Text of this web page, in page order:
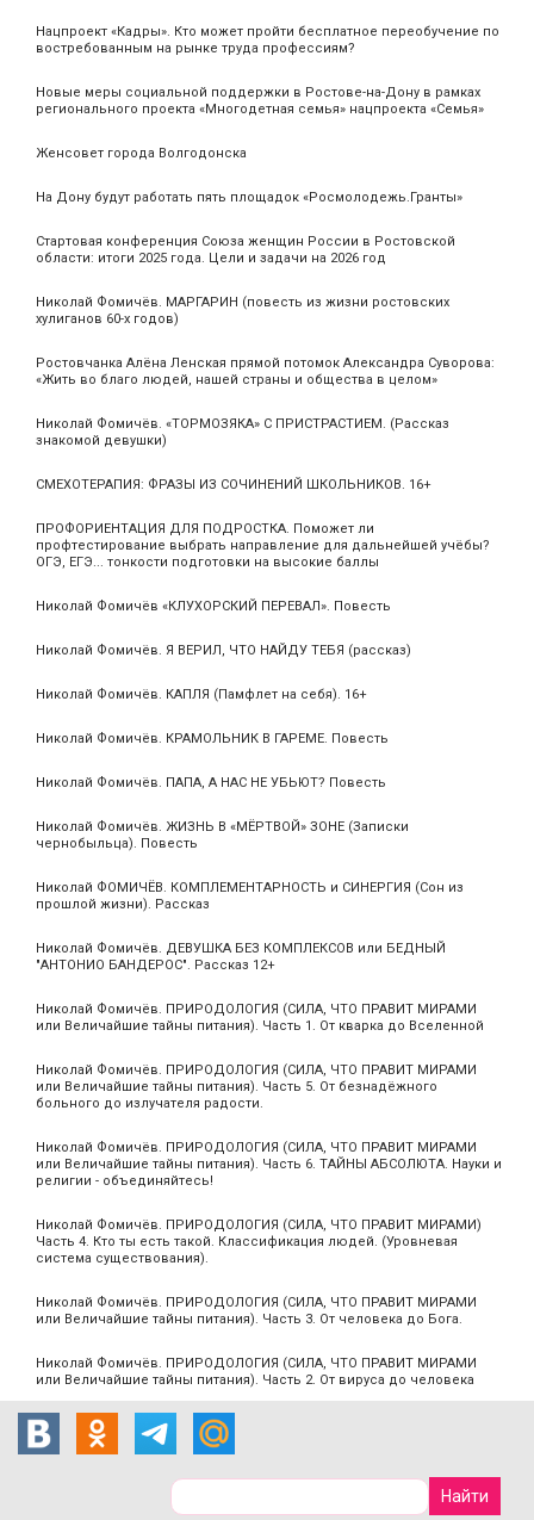
Нацпроект «Кадры». Кто может пройти бесплатное переобучение по
востребованным на рынке труда профессиям?
Новые меры социальной поддержки в Ростове-на-Дону в рамках
регионального проекта «Многодетная семья» нацпроекта «Семья»
Женсовет города Волгодонска
На Дону будут работать пять площадок «Росмолодежь.Гранты»
Стартовая конференция Союза женщин России в Ростовской
области: итоги 2025 года. Цели и задачи на 2026 год
Николай Фомичёв. МАРГАРИН (повесть из жизни ростовских
хулиганов 60-х годов)
Ростовчанка Алёна Ленская прямой потомок Александра Суворова:
«Жить во благо людей, нашей страны и общества в целом»
Николай Фомичёв. «ТОРМОЗЯКА» С ПРИСТРАСТИЕМ. (Рассказ
знакомой девушки)
СМЕХОТЕРАПИЯ: ФРАЗЫ ИЗ СОЧИНЕНИЙ ШКОЛЬНИКОВ. 16+
ПРОФОРИЕНТАЦИЯ ДЛЯ ПОДРОСТКА. Поможет ли
профтестирование выбрать направление для дальнейшей учёбы?
ОГЭ, ЕГЭ... тонкости подготовки на высокие баллы
Николай Фомичёв «КЛУХОРСКИЙ ПЕРЕВАЛ». Повесть
Николай Фомичёв. Я ВЕРИЛ, ЧТО НАЙДУ ТЕБЯ (рассказ)
Николай Фомичёв. КАПЛЯ (Памфлет на себя). 16+
Николай Фомичёв. КРАМОЛЬНИК В ГАРЕМЕ. Повесть
Николай Фомичёв. ПАПА, А НАС НЕ УБЬЮТ? Повесть
Николай Фомичёв. ЖИЗНЬ В «МЁРТВОЙ» ЗОНЕ (Записки
чернобыльца). Повесть
Николай ФОМИЧЁВ. КОМПЛЕМЕНТАРНОСТЬ и СИНЕРГИЯ (Сон из
прошлой жизни). Рассказ
Николай Фомичёв. ДЕВУШКА БЕЗ КОМПЛЕКСОВ или БЕДНЫЙ
"АНТОНИО БАНДЕРОС". Рассказ 12+
Николай Фомичёв. ПРИРОДОЛОГИЯ (СИЛА, ЧТО ПРАВИТ МИРАМИ
или Величайшие тайны питания). Часть 1. От кварка до Вселенной
Николай Фомичёв. ПРИРОДОЛОГИЯ (СИЛА, ЧТО ПРАВИТ МИРАМИ
или Величайшие тайны питания). Часть 5. От безнадёжного
больного до излучателя радости.
Николай Фомичёв. ПРИРОДОЛОГИЯ (СИЛА, ЧТО ПРАВИТ МИРАМИ
или Величайшие тайны питания). Часть 6. ТАЙНЫ АБСОЛЮТА. Науки и
религии - объединяйтесь!
Николай Фомичёв. ПРИРОДОЛОГИЯ (СИЛА, ЧТО ПРАВИТ МИРАМИ)
Часть 4. Кто ты есть такой. Классификация людей. (Уровневая
система существования).
Николай Фомичёв. ПРИРОДОЛОГИЯ (СИЛА, ЧТО ПРАВИТ МИРАМИ
или Величайшие тайны питания). Часть 3. От человека до Бога.
Николай Фомичёв. ПРИРОДОЛОГИЯ (СИЛА, ЧТО ПРАВИТ МИРАМИ
или Величайшие тайны питания). Часть 2. От вируса до человека